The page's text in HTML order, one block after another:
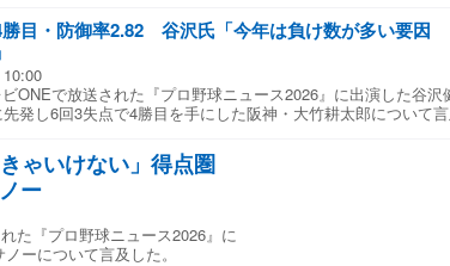
た元プロ野球選手の仲沢監督は記念の甲子園初勝利となった
攻撃をしかけた。１死二塁から田中三、伊沢の連続適時打、さら
ードを奪った。１点差に迫られた五回には再び伊沢が突き放すタ
は田中颯のタイムリーが飛び出し、クリーンアップが全員打点を
ては先発の熊谷が５回２失点でしっかりとゲームを作ると、
ス・村尾が鶴岡東に反撃を許さなかった。 仲沢監督は２０
村中監督の後を受けて母校の監督に就任。記念すべき甲子園初勝
後の勝利監督インタビューでは「初回からいつも通りのバッ
たので選手達が地に足をつけてやってくれた」と語った。伊沢の
強くできているというか、追い込まれてからいい打撃ができてい
った」と振り返り、継投については「村尾がいつでもいける準備
。理想的な形ができた」と言う。 初采配で初勝利に「私自身
目・防御率2.82 谷沢氏「今年は負け数が多い要因
ONEで放送された『プロ野球ニュース2026』に出演した谷沢
発し6回3失点で4勝目を手にした阪神・大竹耕太郎について
自分のピッチングが幅広くなる。今年はそういうものがない。今
られて、そういう意味ではキッカケになるかなという感じがしま
大竹は阪神に加入した23年から2年連続二桁勝利、昨季も9勝
季はここまで4勝7敗、防御率2.82と黒星が先行している。 ☆協
『プロ野球ニュース2026』
ゃいけない」得点圏
ー
た『プロ野球ニュース2026』に
ーについて言及した。